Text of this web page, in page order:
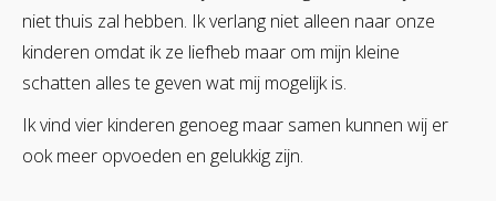
niet thuis zal hebben. Ik verlang niet alleen naar onze
kinderen omdat ik ze liefheb maar om mijn kleine
schatten alles te geven wat mij mogelijk is.
Ik vind vier kinderen genoeg maar samen kunnen wij er
ook meer opvoeden en gelukkig zijn.